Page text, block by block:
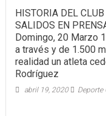
HISTORIA DEL
SALIDOS EN
Domingo, 20 Marzo
a través y de 1.500
realidad un atleta
Rodríguez
abril 19, 2020 Deporte